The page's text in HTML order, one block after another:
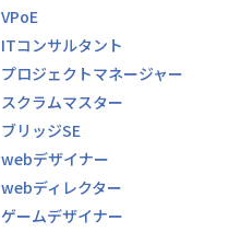
VPoE
ITコンサルタント
プロジェクトマネージャー
スクラムマスター
ブリッジSE
webデザイナー
webディレクター
ゲームデザイナー